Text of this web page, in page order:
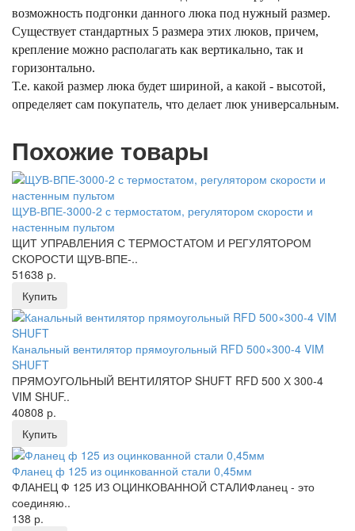
возможность подгонки данного люка под нужный размер.
Существует стандартных 5 размера этих люков, причем,
крепление можно располагать как вертикально, так и
горизонтально.
Т.е. какой размер люка будет шириной, а какой - высотой,
определяет сам покупатель, что делает люк универсальным.
Похожие товары
ЩУВ-ВПЕ-3000-2 с термостатом, регулятором скорости и
настенным пультом
ЩИТ УПРАВЛЕНИЯ С ТЕРМОСТАТОМ И РЕГУЛЯТОРОМ
СКОРОСТИ ЩУВ-ВПЕ-..
51638 р.
Купить
Канальный вентилятор прямоугольный RFD 500×300-4 VIM
SHUFT
ПРЯМОУГОЛЬНЫЙ ВЕНТИЛЯТОР SHUFT RFD 500 Х 300-4
VIM SHUF..
40808 р.
Купить
Фланец ф 125 из оцинкованной стали 0,45мм
ФЛАНЕЦ Ф 125 ИЗ ОЦИНКОВАННОЙ СТАЛИФланец - это
соединяю..
138 р.